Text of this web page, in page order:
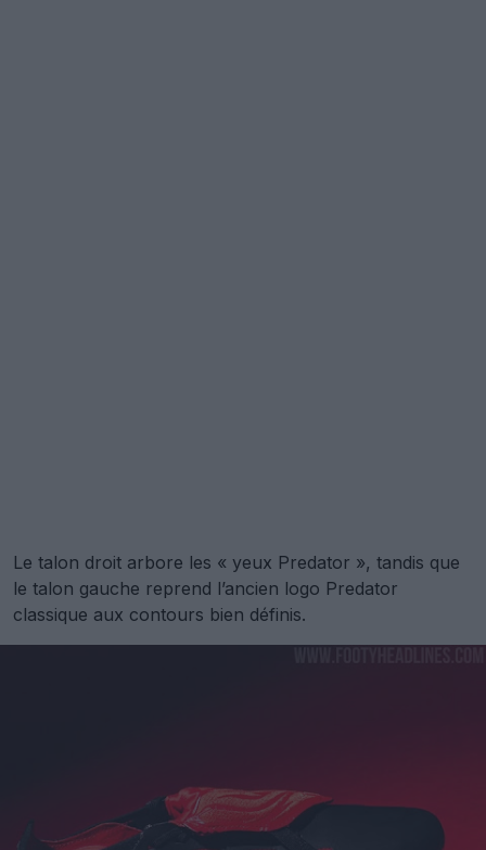
Le talon droit arbore les « yeux Predator », tandis que
le talon gauche reprend l’ancien logo Predator
classique aux contours bien définis.